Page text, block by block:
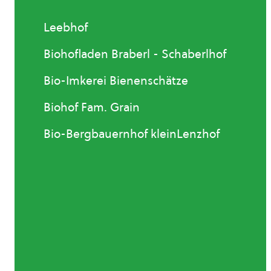
Leebhof
Biohofladen Braberl - Schaberlhof
Bio-Imkerei Bienenschätze
Biohof Fam. Grain
Bio-Bergbauernhof kleinLenzhof